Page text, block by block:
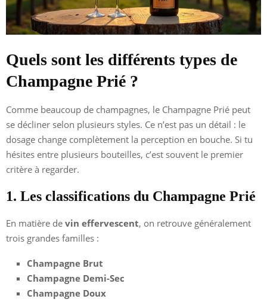
Quels sont les différents types de
Champagne Prié ?
Comme beaucoup de champagnes, le Champagne Prié peut
se décliner selon plusieurs styles. Ce n’est pas un détail : le
dosage change complètement la perception en bouche. Si tu
hésites entre plusieurs bouteilles, c’est souvent le premier
critère à regarder.
1. Les classifications du Champagne Prié
En matière de vin effervescent, on retrouve généralement
trois grandes familles :
Champagne Brut
Champagne Demi-Sec
Champagne Doux